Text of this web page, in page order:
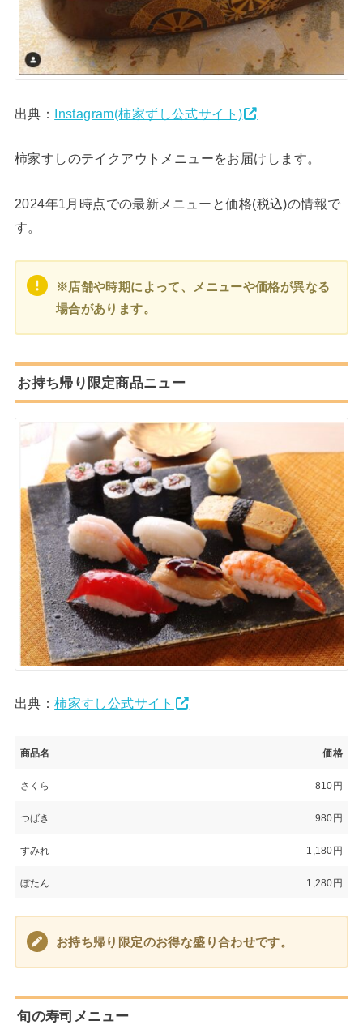
出典： Instagram(柿家ずし公式サイト)
柿家すしのテイクアウトメニューをお届けします。
2024年1月時点での最新メニューと価格(税込)の情報で
す。
※店舗や時期によって、メニューや価格が異なる
場合があります。
お持ち帰り限定商品ニュー
出典：柿家すし公式サイト
商品名 価格
さくら 810円
つばき 980円
すみれ 1,180円
ぼたん 1,280円
お持ち帰り限定のお得な盛り合わせです。
旬の寿司メニュー